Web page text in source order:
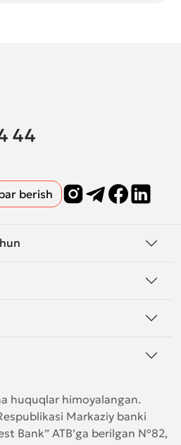
44
berish
huquqlar himoyalangan.
Markaziy banki
Bank” ATB’ga berilgan №82,